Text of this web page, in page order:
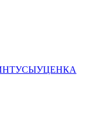
УЦЕНКА